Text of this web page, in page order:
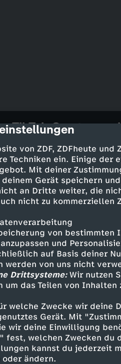
von ZDF, ZDFheute
Techniken ein. Einige der
Mit deiner
Gerät speichern
an Dritte weiter, die
nicht zu kommerziellen
von bestimmten
und
auf Basis deiner
werden von uns nicht
Drittsysteme:Wir nutzen
um das Teilen von Inhalten
welche Zwecke wir deine
Gerät. Mit
wir deine Einwilligung
fest, welchen Zwecken du
kannst du jederzeit
ändern.
TikTok-Creator
Am Dienstag, den
richtig tief in die
kompletten RISE - and
INTERVIEWS mit
Anwalt kommen
eigentlich noch ohne
nichts zu verpassen!
Die bittere
41 Min.27.04.2026 UT
Rise and Fall von